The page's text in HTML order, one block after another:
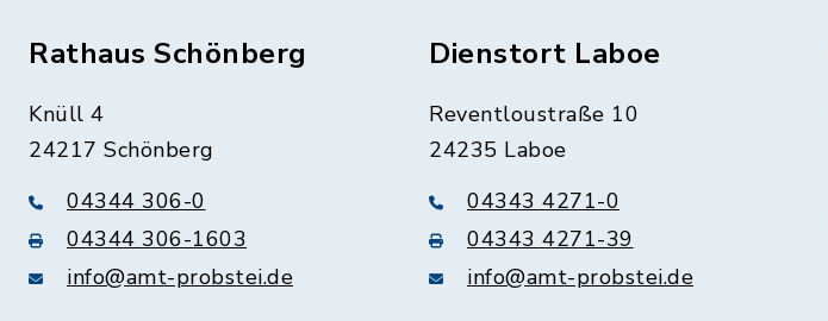
Rathaus Schönberg
Knüll 4
24217 Schönberg
04344 306-0
04344 306-1603
info@amt-probstei.de
Dienstort Laboe
Reventloustraße 10
24235 Laboe
04343 4271-0
04343 4271-39
info@amt-probstei.de